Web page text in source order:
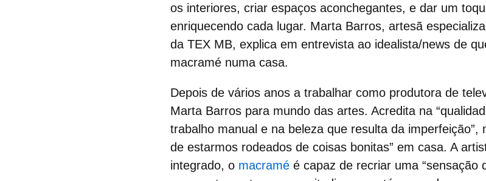
os interiores, criar espaços aconchegantes, e dar um
enriquecendo cada lugar. Marta Barros, artesã
da TEX MB, explica em entrevista ao idealista/news de
macramé numa casa.
Depois de vários anos a trabalhar como produtora de
Marta Barros para mundo das artes. Acredita na
trabalho manual e na beleza que resulta da imperfeição”,
de estarmos rodeados de coisas bonitas” em casa. A
integrado, o macramé é capaz de recriar uma “sensação